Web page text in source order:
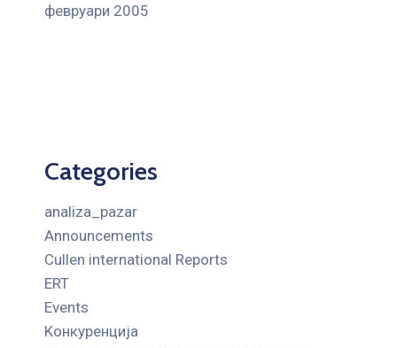
февруари 2005
Categories
analiza_pazar
Announcements
Cullen international Reports
ERT
Events
Kонкуренција